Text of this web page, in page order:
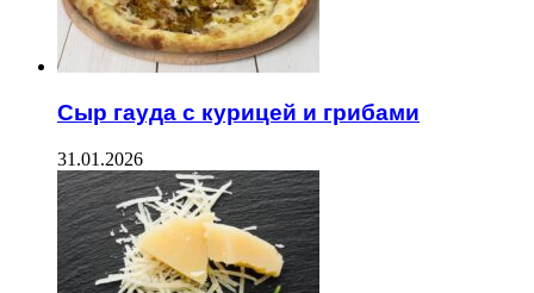
Сыр гауда с курицей и грибами
31.01.2026